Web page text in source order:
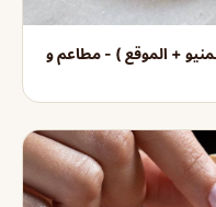
+ الموقع ) - مطاعم و